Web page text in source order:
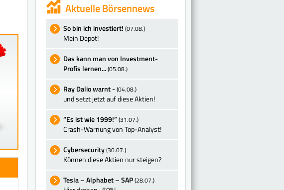
Aktuelle Börsennews
So bin ich investiert! (07.08.)
Mein Depot!
Das kann man von Investment-
Profis lernen...(05.08.)
Ray Dalio warnt - (04.08.)
und setzt jetzt auf diese Aktien!
“Es ist wie 1999!”(31.07.)
Crash-Warnung von Top-Analyst!
Cybersecurity(30.07.)
Können diese Aktien nur steigen?
Tesla – Alphabet – SAP(28.07.)